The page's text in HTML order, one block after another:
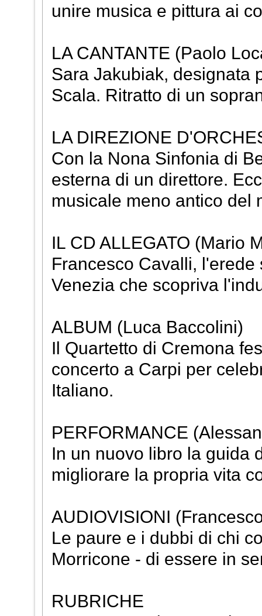
unire musica e pittura ai
LA CANTANTE (Paolo
Sara Jakubiak, designata
Scala. Ritratto di un
LA DIREZIONE
Con la Nona Sinfonia di
esterna di un direttore.
musicale meno antico del
IL CD ALLEGATO (Mario
Francesco Cavalli,
Venezia che scopriva
ALBUM (Luca Baccolini)
Il Quartetto di Cremona
concerto a Carpi per
Italiano.
PERFORMANCE
In un nuovo libro la guida
migliorare la propria vita
AUDIOVISIONI
Le paure e i dubbi di chi
Morricone - di essere in
RUBRICHE